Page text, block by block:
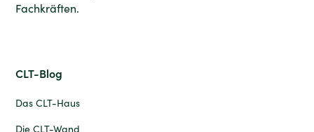
Fachkräften.
CLT-Blog
Das CLT-Haus
Die CLT-Wand